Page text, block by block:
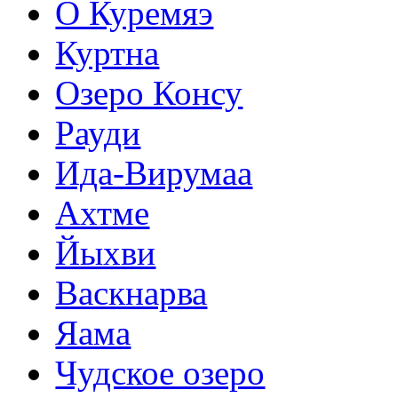
О Куремяэ
Куртна
Озеро Консу
Рауди
Ида-Вирумаа
Ахтме
Йыхви
Васкнарва
Яама
Чудское озеро